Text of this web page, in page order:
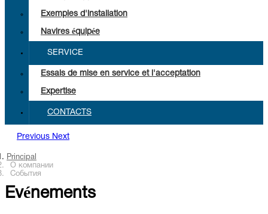
Exemples d'installation
Navires équipée
SERVICE
Essais de mise en service et l'acceptation
Expertise
CONTACTS
Previous Next
Principal
О компании
События
Evénements